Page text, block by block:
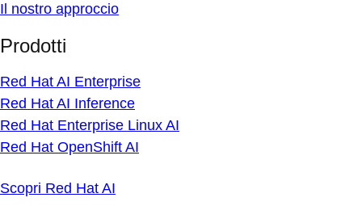
Il nostro approccio
Prodotti
Red Hat AI Enterprise
Red Hat AI Inference
Red Hat Enterprise Linux AI
Red Hat OpenShift AI
Scopri Red Hat AI